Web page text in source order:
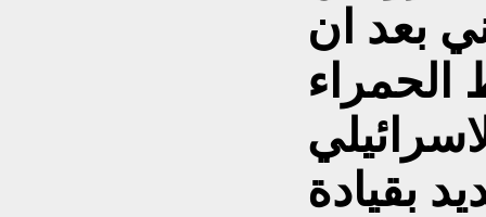
بعد ان
الحمراء
بقيادة